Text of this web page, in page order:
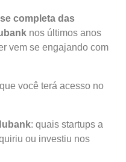
completa das
nos últimos anos
vem se engajando com
você terá acesso no
: quais startups a
ou investiu nos